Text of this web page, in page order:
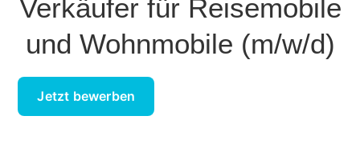
Verkäufer für Reisemobile
und Wohnmobile (m/w/d)
Jetzt bewerben